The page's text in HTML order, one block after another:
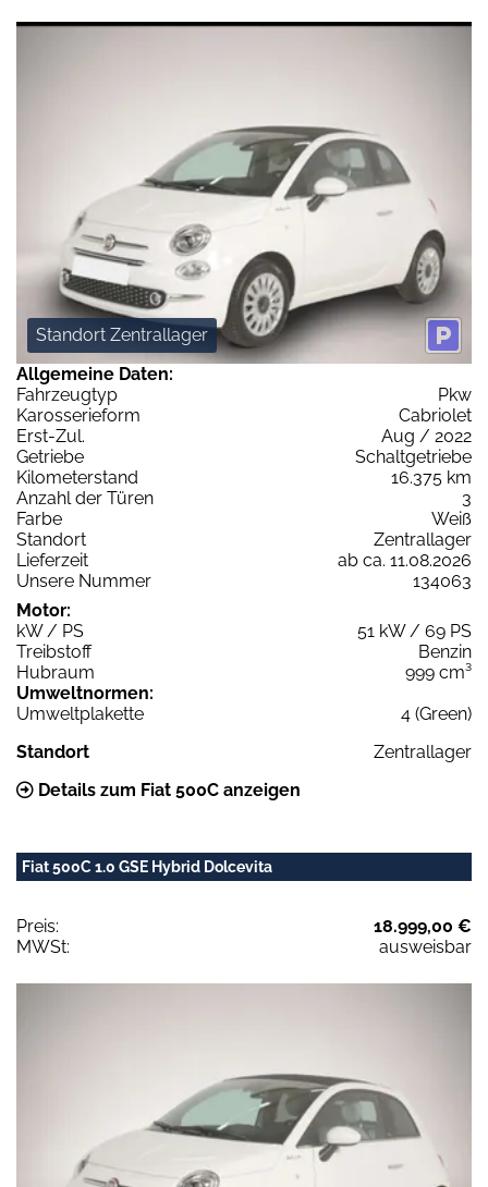
Standort Zentrallager
Allgemeine Daten:
Fahrzeugtyp
Pkw
Karosserieform
Cabriolet
Erst-Zul.
Aug / 2022
Getriebe
Schaltgetriebe
Kilometerstand
16.375 km
Anzahl der Türen
3
Farbe
Weiß
Standort
Zentrallager
Lieferzeit
ab ca. 11.08.2026
Unsere Nummer
134063
Motor:
kW / PS
51 kW / 69 PS
Treibstoff
Benzin
Hubraum
999 cm³
Umweltnormen:
Umweltplakette
4 (Green)
Standort
Zentrallager
Details zum Fiat 500C anzeigen
Fiat 500C 1.0 GSE Hybrid Dolcevita
Preis:
18.999,00 €
MWSt:
ausweisbar